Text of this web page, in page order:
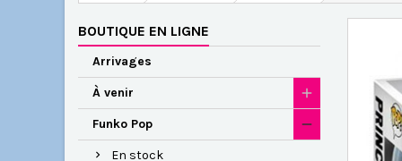
BOUTIQUE EN LIGNE
Arrivages
À venir
Funko Pop
En stock